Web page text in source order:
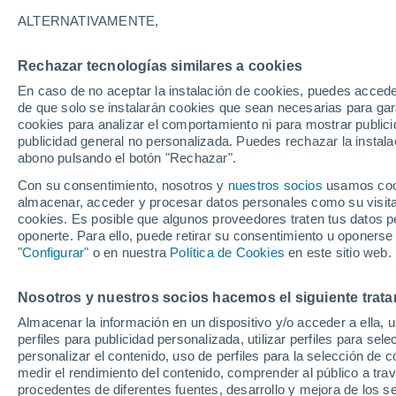
ALTERNATIVAMENTE,
Rechazar tecnologías similares a cookies
En caso de no aceptar la instalación de cookies, puedes
de que solo se instalarán cookies que sean necesarias para
cookies para analizar el comportamiento ni para mostrar
publicidad general no personalizada. Puedes rechazar la
abono pulsando el botón "Rechazar".
Con su consentimiento, nosotros y nuestros socios usamos
almacenar, acceder y procesar datos personales como su
cookies. Es posible que algunos proveedores traten tus datos
oponerte. Para ello, puede retirar su consentimiento u
"Configurar" o en nuestra Política de Cookies en este sitio web.
Nosotros y nuestros socios hacemos el siguiente
Almacenar la información en un dispositivo y/o acceder a
perfiles para publicidad personalizada, utilizar perfiles para
personalizar el contenido, uso de perfiles para la selección de
medir el rendimiento del contenido, comprender al público a
procedentes de diferentes fuentes, desarrollo y mejora de los
Gráfica del tiempo por horas en
SÍMBOLO TEMPERATURA
00 03 06 09 12 15 18 21 00 03 06 09
0.2
1.2
0.4
21°
28°
31°
28°
26°
20°
20°